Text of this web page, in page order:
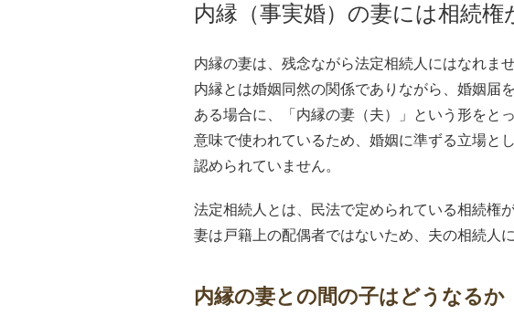
内縁（事実婚）の妻には相続
内縁の妻は、残念ながら法定相続人にはなれませ
内縁とは婚姻同然の関係でありながら、婚姻届
ある場合に、「内縁の妻（夫）」という形をと
意味で使われているため、婚姻に準ずる立場と
認められていません。
法定相続人とは、民法で定められている相続権
妻は戸籍上の配偶者ではないため、夫の相続人
内縁の妻との間の子はどうなるか